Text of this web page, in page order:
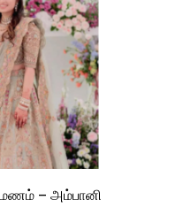
– அம்பானி